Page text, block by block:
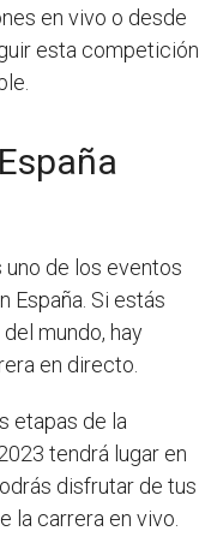
en vivo o desde
esta competición
uno de los eventos
España. Si estás
mundo, hay
en directo.
etapas de la
tendrá lugar en
disfrutar de tus
la carrera en vivo.